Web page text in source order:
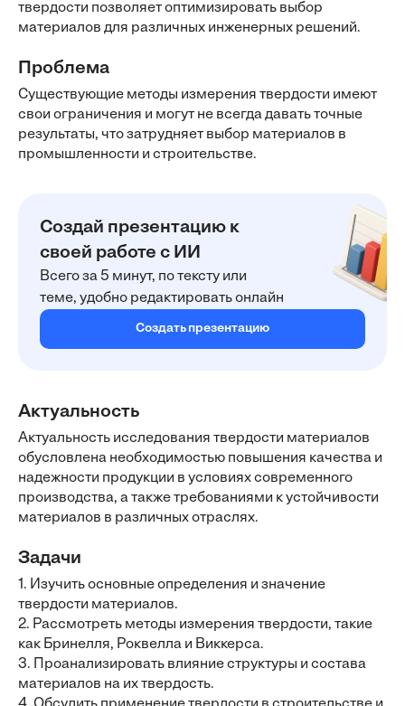
твердости позволяет оптимизировать выбор
материалов для различных инженерных решений.
Проблема
Существующие методы измерения твердости имеют
свои ограничения и могут не всегда давать точные
результаты, что затрудняет выбор материалов в
промышленности и строительстве.
Создай презентацию к
своей работе с ИИ
Всего за 5 минут, по тексту или
теме, удобно редактировать онлайн
Создать презентацию
Актуальность
Актуальность исследования твердости материалов
обусловлена необходимостью повышения качества и
надежности продукции в условиях современного
производства, а также требованиями к устойчивости
материалов в различных отраслях.
Задачи
1. Изучить основные определения и значение
твердости материалов.
2. Рассмотреть методы измерения твердости, такие
как Бринелля, Роквелла и Виккерса.
3. Проанализировать влияние структуры и состава
материалов на их твердость.